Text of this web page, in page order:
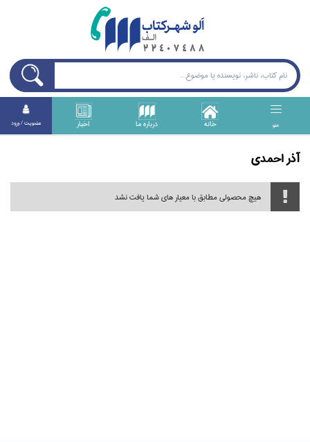
منو خانه درباره ما اخبار عضويت / ورود
آذر احمدي
هیچ محصولی مطابق با معیار های شما یافت نشد